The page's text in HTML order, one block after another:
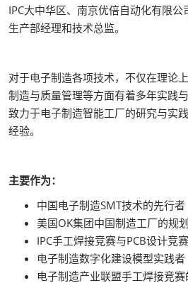
IPC大中华区、南京优倍自动化有限公
生产部经理和技术总监。
对于电子制造各项技术，不仅在理论
制造与质量管理等方面有着多年实践
致力于电子制造智能工厂的研究与实
经验。
主要作为：
中国电子制造SMT技术的先行者
美国OK集团中国制造工厂的规
IPC手工焊接竞赛与PCB设计竞
电子制造数字化建设模型实践者
电子制造产业联盟手工焊接竞